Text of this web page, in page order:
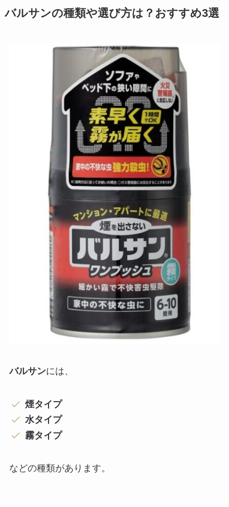
バルサンの種類や選び方は？おすすめ3選
バルサンには、
煙タイプ
水タイプ
霧タイプ
などの種類があります。